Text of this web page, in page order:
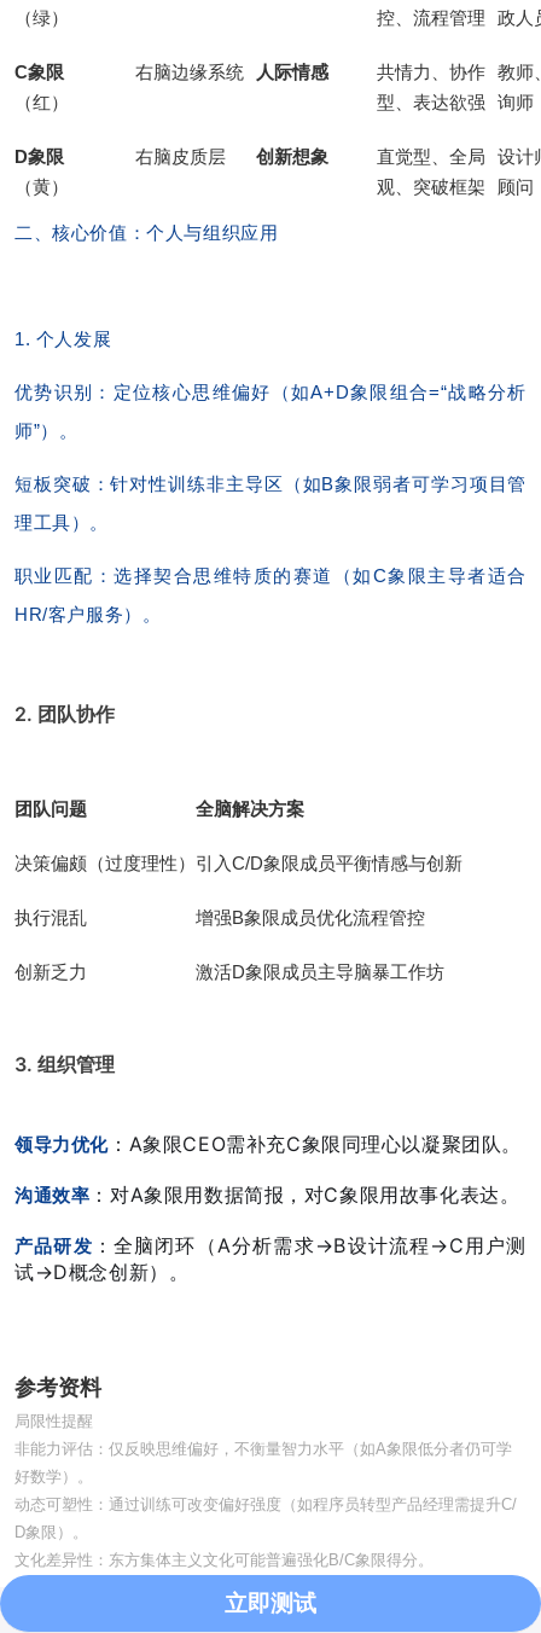
（绿）
控、流程管理
政人
C象限
（红）
右脑边缘系统 人际情感
共情力、协作
型、表达欲强
教师
询师
D象限
（黄）
右脑皮质层 创新想象
直觉型、全局
观、突破框架
设计
顾问
二、核心价值：个人与组织应用
1. 个人发展
优势识别：定位核心思维偏好（如A+D象限组合=“战略分析
师”）。
短板突破：针对性训练非主导区（如B象限弱者可学习项目管
理工具）。
职业匹配：选择契合思维特质的赛道（如C象限主导者适合
HR/客户服务）。
2. 团队协作
团队问题 全脑解决方案
决策偏颇（过度理性） 引入C/D象限成员平衡情感与创新
执行混乱 增强B象限成员优化流程管控
创新乏力 激活D象限成员主导脑暴工作坊
3. 组织管理
领导力优化：A象限CEO需补充C象限同理心以凝聚团队。
沟通效率 ：对A象限用数据简报，对C象限用故事化表达。
产品研发 ：全脑闭环（A分析需求→B设计流程→C用户测
试→D概念创新）。
参考资料
局限性提醒
非能力评估：仅反映思维偏好，不衡量智力水平（如A象限低分者仍可学
好数学）。
动态可塑性：通过训练可改变偏好强度（如程序员转型产品经理需提升C/
D象限）。
文化差异性：东方集体主义文化可能普遍强化B/C象限得分。
立即测试